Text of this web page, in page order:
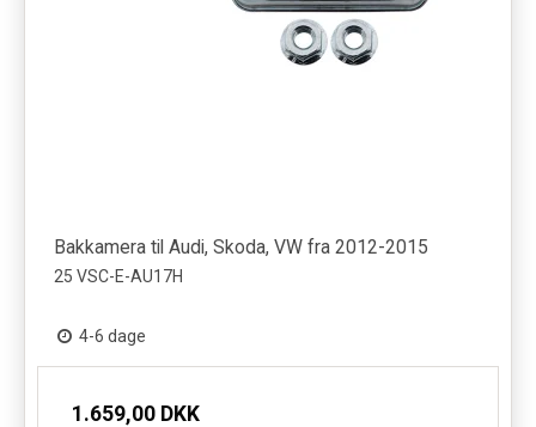
Bakkamera til Audi, Skoda, VW fra 2012-2015
25 VSC-E-AU17H
4-6 dage
1.659,00 DKK